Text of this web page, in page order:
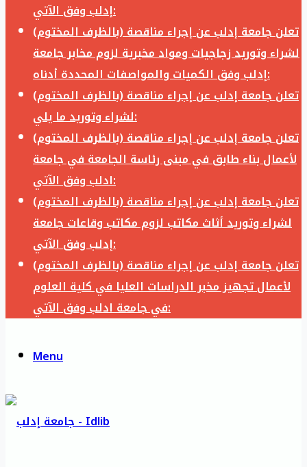
إدلب وفق الآتي:
تعلن جامعة إدلب عن إجراء مناقصة (بالظرف المختوم)
لشراء وتوريد زجاجيات ومواد مخبرية لزوم مخابر جامعة
إدلب وفق الكميات والمواصفات المحددة أدناه:
تعلن جامعة إدلب عن إجراء مناقصة (بالظرف المختوم)
لشراء وتوريد ما يلي:
تعلن جامعة إدلب عن إجراء مناقصة (بالظرف المختوم)
لأعمال بناء طابق في مبنى رئاسة الجامعة في جامعة
ادلب وفق الآتي:
تعلن جامعة إدلب عن إجراء مناقصة (بالظرف المختوم)
لشراء وتوريد أثاث مكاتب لزوم مكاتب وقاعات جامعة
إدلب وفق الآتي:
تعلن جامعة إدلب عن إجراء مناقصة (بالظرف المختوم)
لأعمال تجهيز مخبر الدراسات العليا في كلية العلوم
في جامعة ادلب وفق الآتي:
Menu